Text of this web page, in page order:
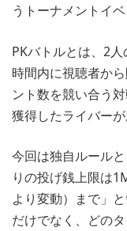
うトーナメントイベ
PKバトルとは、2
時間内に視聴者か
ント数を競い合う
獲得したライバーが
今回は独自ルール
りの投げ銭上限は
より変動）まで」
だけでなく、どの